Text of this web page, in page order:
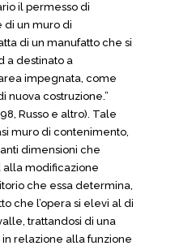
il permesso di
di un muro di
di un manufatto che si
a destinato a
impegnata, come
nuova costruzione.”
Russo e altro). Tale
muro di contenimento,
dimensioni che
alla modificazione
che essa determina,
che l’opera si elevi al di
trattandosi di una
relazione alla funzione